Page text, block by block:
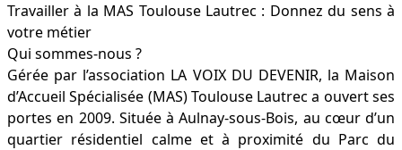
Travailler à la MAS Toulouse Lautrec : Donnez du sens à
votre métier
Qui sommes-nous ?
Gérée par l’association LA VOIX DU DEVENIR, la Maison
d’Accueil Spécialisée (MAS) Toulouse Lautrec a ouvert ses
portes en 2009. Située à Aulnay-sous-Bois, au cœur d’un
quartier résidentiel calme et à proximité du Parc du